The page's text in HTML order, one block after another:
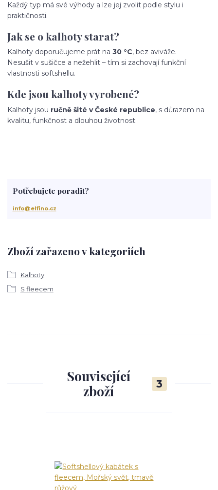
Každý typ má své výhody a lze jej zvolit podle stylu i
praktičnosti.
Jak se o kalhoty starat?
Kalhoty doporučujeme prát na 30 °C, bez aviváže.
Nesušit v sušičce a nežehlit – tím si zachovají funkční
vlastnosti softshellu.
Kde jsou kalhoty vyrobené?
Kalhoty jsou ručně šité v České republice, s důrazem na
kvalitu, funkčnost a dlouhou životnost.
Zboží zařazeno v kategoriích
Kalhoty
S fleecem
Potřebujete poradit?
info@elfino.cz
Související
zboží
3